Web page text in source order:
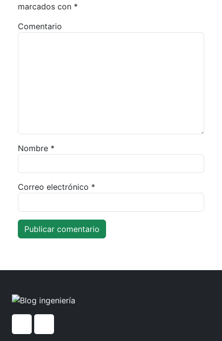
marcados con *
Comentario
Nombre *
Correo electrónico *